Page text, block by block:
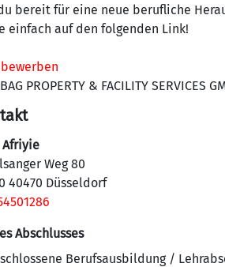
bereit für eine neue berufliche
einfach auf den folgenden Link!
PROPERTY & FACILITY SERVICES
Afriyie
Weg 80
40470 Düsseldorf
Abschlusses
Berufsausbildung /